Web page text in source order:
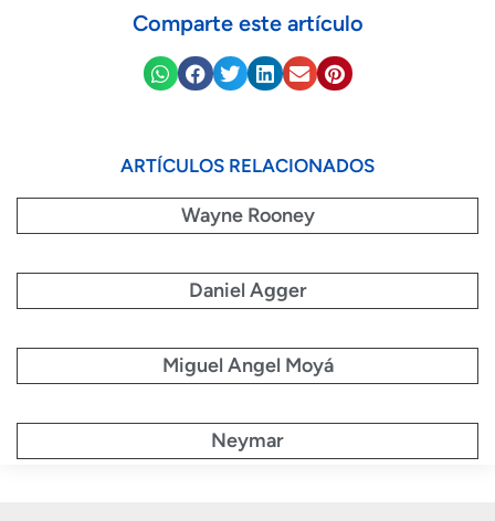
Comparte este artículo
ARTÍCULOS RELACIONADOS
Wayne Rooney
Daniel Agger
Miguel Angel Moyá
Neymar